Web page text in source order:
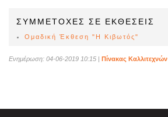
ΣΥΜΜΕΤΟΧΕΣ ΣΕ ΕΚΘΕΣΕΙΣ
Ομαδική Έκθεση "Η Κιβωτός"
Ενημέρωση: 04-06-2019 10:15 | Πίνακας Καλλιτεχνών